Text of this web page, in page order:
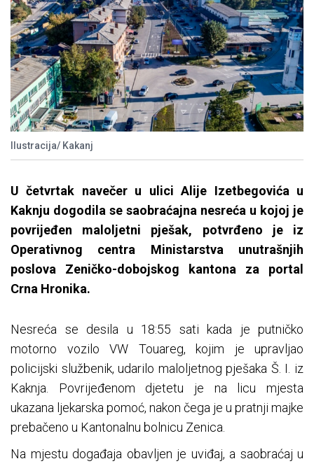
Ilustracija/ Kakanj
U četvrtak navečer u ulici Alije Izetbegovića u
Kaknju dogodila se saobraćajna nesreća u kojoj je
povrijeđen maloljetni pješak, potvrđeno je iz
Operativnog centra Ministarstva unutrašnjih
poslova Zeničko-dobojskog kantona za portal
Crna Hronika.
Nesreća se desila u 18:55 sati kada je putničko
motorno vozilo VW Touareg, kojim je upravljao
policijski službenik, udarilo maloljetnog pješaka Š. I. iz
Kaknja. Povrijeđenom djetetu je na licu mjesta
ukazana ljekarska pomoć, nakon čega je u pratnji majke
prebačeno u Kantonalnu bolnicu Zenica.
Na mjestu događaja obavljen je uviđaj, a saobraćaj u